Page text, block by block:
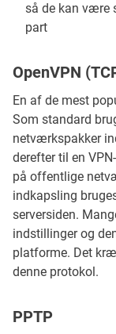
så de kan være
part
OpenVPN
En af de mest
Som standard
netværkspakker
derefter til en
på offentlige
indkapsling
serversiden.
indstillinger og
platforme. Det
denne protokol.
PPTP